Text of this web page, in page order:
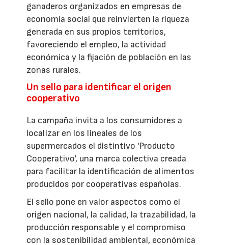
ganaderos organizados en empresas de
economía social que reinvierten la riqueza
generada en sus propios territorios,
favoreciendo el empleo, la actividad
económica y la fijación de población en las
zonas rurales.
Un sello para identificar el origen
cooperativo
La campaña invita a los consumidores a
localizar en los lineales de los
supermercados el distintivo 'Producto
Cooperativo', una marca colectiva creada
para facilitar la identificación de alimentos
producidos por cooperativas españolas.
El sello pone en valor aspectos como el
origen nacional, la calidad, la trazabilidad, la
producción responsable y el compromiso
con la sostenibilidad ambiental, económica